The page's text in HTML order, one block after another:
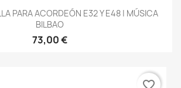
PARA ACORDEÓN E32 Y E48 | MÚSICA
BILBAO
73,00 €
favorite_border